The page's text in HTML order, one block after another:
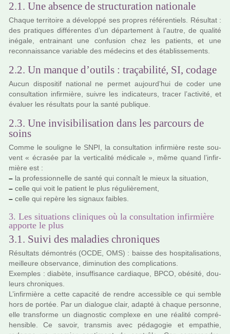
2.1. Une absence de structuration nationale
Chaque ter­ri­toire a déve­loppé ses pro­pres réfé­ren­tiels. Résultat :
des pra­ti­ques dif­fé­ren­tes d’un dépar­te­ment à l’autre, de qua­lité
iné­gale, entrai­nant une confu­sion chez les patients, et une
reconnais­sance varia­ble des méde­cins et des établissements.
2.2. Un manque d’outils : traçabilité, SI, codage
Aucun dis­po­si­tif natio­nal ne permet aujourd’hui de coder une
consul­ta­tion infir­mière, suivre les indi­ca­teurs, tracer l’acti­vité, et
évaluer les résul­tats pour la santé publi­que.
2.3. Une invisibilisation dans les parcours de
soins
Comme le sou­li­gne le SNPI, la consul­ta­tion infir­mière reste sou­
vent « écrasée par la ver­ti­ca­lité médi­cale », même quand l’infir­
mière est :
– la pro­fes­sion­nelle de santé qui connaît le mieux la situa­tion,
– celle qui voit le patient le plus régu­liè­re­ment,
– celle qui repère les signaux fai­bles.
3. Les situations cliniques où la consultation infirmière
apporte le plus
3.1. Suivi des maladies chroniques
Résultats démon­trés (OCDE, OMS) : baisse des hos­pi­ta­li­sa­tions,
meilleure obser­vance, dimi­nu­tion des com­pli­ca­tions.
Exemples : dia­bète, insuf­fi­sance car­dia­que, BPCO, obé­sité, dou­
leurs chro­ni­ques.
L’infir­mière a cette capa­cité de rendre acces­si­ble ce qui semble
hors de portée. Par un dia­lo­gue clair, adapté à chaque per­sonne,
elle trans­forme un diag­nos­tic com­plexe en une réa­lité com­pré­
hen­si­ble. Ce savoir, trans­mis avec péda­go­gie et empa­thie,